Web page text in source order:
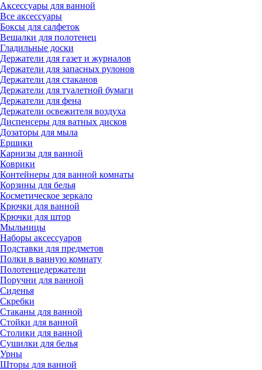
Аксессуары для ванной
Все аксессуары
Боксы для салфеток
Вешалки для полотенец
Гладильные доски
Держатели для газет и журналов
Держатели для запасных рулонов
Держатели для стаканов
Держатели для туалетной бумаги
Держатели для фена
Держатели освежителя воздуха
Диспенсеры для ватных дисков
Дозаторы для мыла
Ершики
Карнизы для ванной
Коврики
Контейнеры для ванной комнаты
Корзины для белья
Косметическое зеркало
Крючки для ванной
Крючки для штор
Мыльницы
Наборы аксессуаров
Подставки для предметов
Полки в ванную комнату
Полотенцедержатели
Поручни для ванной
Сиденья
Скребки
Стаканы для ванной
Стойки для ванной
Столики для ванной
Сушилки для белья
Урны
Шторы для ванной